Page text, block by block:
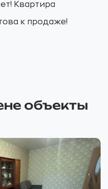
Квартира
к продаже!
объекты